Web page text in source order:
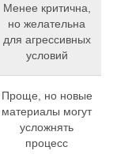
Менее критична,
но желательна
для агрессивных
условий
Проще, но новые
материалы могут
усложнять
процесс